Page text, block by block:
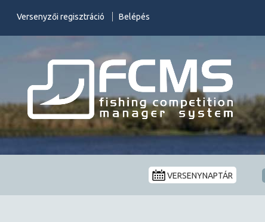
Versenyzői regisztráció Belépés
VERSENYNAPTÁR